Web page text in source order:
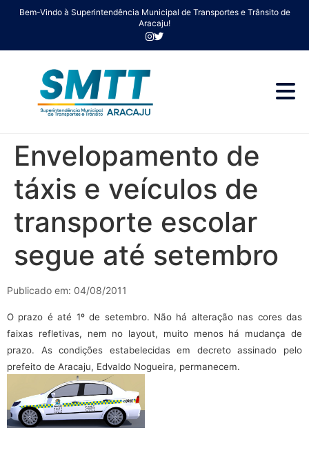
Bem-Vindo à Superintendência Municipal de Transportes e Trânsito de
Aracaju!
Envelopamento de
táxis e veículos de
transporte escolar
segue até setembro
Publicado em: 04/08/2011
O prazo é até 1º de setembro. Não há alteração nas cores das
faixas refletivas, nem no layout, muito menos há mudança de
prazo. As condições estabelecidas em decreto assinado pelo
prefeito de Aracaju, Edvaldo Nogueira, permanecem.